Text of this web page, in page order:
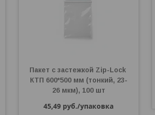
Пакет с застежкой Zip-Lock
КТП 600*500 мм (тонкий, 23-
26 мкм), 100 шт
45,49 руб./упаковка